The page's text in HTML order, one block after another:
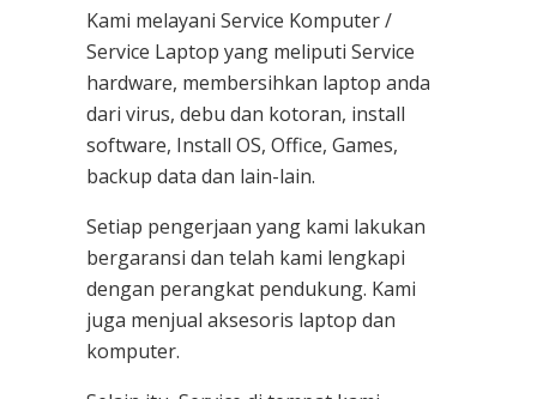
Kami melayani Service Komputer /
Service Laptop yang meliputi Service
hardware, membersihkan laptop anda
dari virus, debu dan kotoran, install
software, Install OS, Office, Games,
backup data dan lain-lain.
Setiap pengerjaan yang kami lakukan
bergaransi dan telah kami lengkapi
dengan perangkat pendukung. Kami
juga menjual aksesoris laptop dan
komputer.